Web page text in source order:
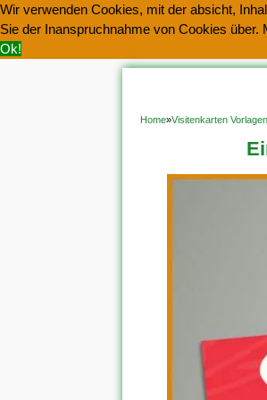
Wir verwenden Cookies, mit der absicht,
Sie der Inanspruchnahme von Cookies über.
Ok!
Home»Visitenkarten Vorlagen